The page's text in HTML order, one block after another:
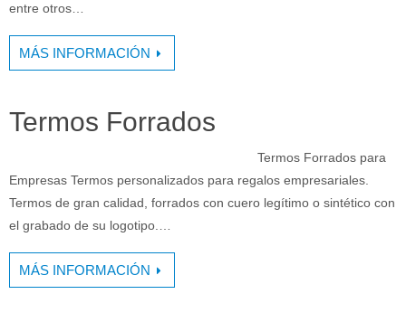
entre otros…
MÁS INFORMACIÓN
Termos Forrados
Termos Forrados para
Empresas Termos personalizados para regalos empresariales.
Termos de gran calidad, forrados con cuero legítimo o sintético con
el grabado de su logotipo.…
MÁS INFORMACIÓN